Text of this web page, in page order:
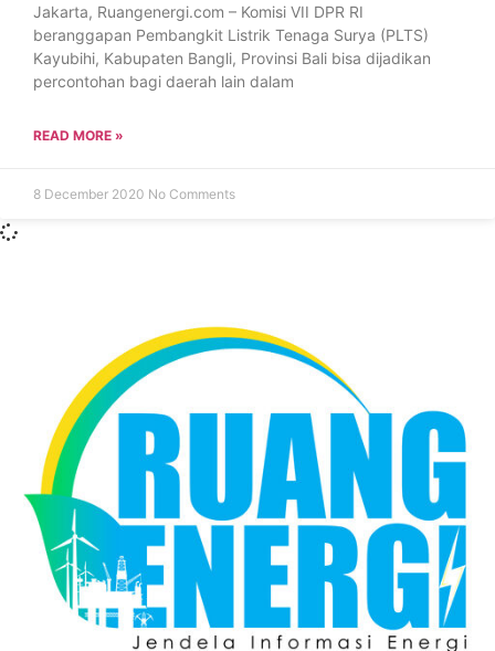
Jakarta, Ruangenergi.com – Komisi VII DPR RI
beranggapan Pembangkit Listrik Tenaga Surya (PLTS)
Kayubihi, Kabupaten Bangli, Provinsi Bali bisa dijadikan
percontohan bagi daerah lain dalam
READ MORE »
8 December 2020 No Comments